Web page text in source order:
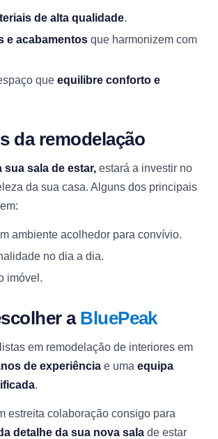
de alta qualidade.
e acabamentos que harmonizem com
que equilibre conforto e
da remodelação
sua sala de estar, estará a investir no
da sua casa. Alguns dos principais
ambiente acolhedor para convívio.
no dia a dia.
imóvel.
a BluePeak
em remodelação de interiores em
de experiência e uma equipa
.
estreita colaboração consigo para
detalhe da sua nova sala de estar